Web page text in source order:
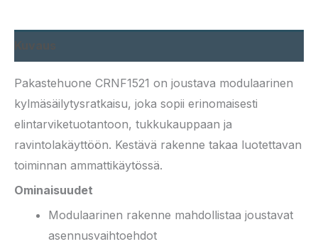
Pakastehuone CRNF1521 on joustava modulaarinen
kylmäsäilytysratkaisu, joka sopii erinomaisesti
elintarviketuotantoon, tukkukauppaan ja
ravintolakäyttöön. Kestävä rakenne takaa luotettavan
toiminnan ammattikäytössä.
Ominaisuudet
Modulaarinen rakenne mahdollistaa joustavat
asennusvaihtoehdot